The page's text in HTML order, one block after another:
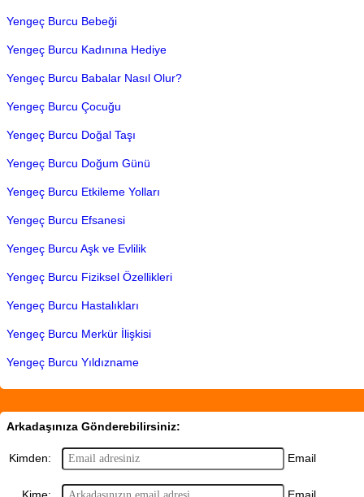
Yengeç Burcu Bebeği
Yengeç Burcu Kadınına Hediye
Yengeç Burcu Babalar Nasıl Olur?
Yengeç Burcu Çocuğu
Yengeç Burcu Doğal Taşı
Yengeç Burcu Doğum Günü
Yengeç Burcu Etkileme Yolları
Yengeç Burcu Efsanesi
Yengeç Burcu Aşk ve Evlilik
Yengeç Burcu Fiziksel Özellikleri
Yengeç Burcu Hastalıkları
Yengeç Burcu Merkür İlişkisi
Yengeç Burcu Yıldızname
Arkadaşınıza Gönderebilirsiniz:
Kimden: Email
Email